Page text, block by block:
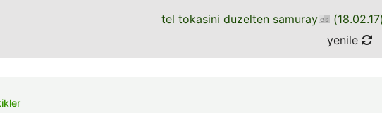
tel tokasini duzelten samuray (18.02.17
yenile